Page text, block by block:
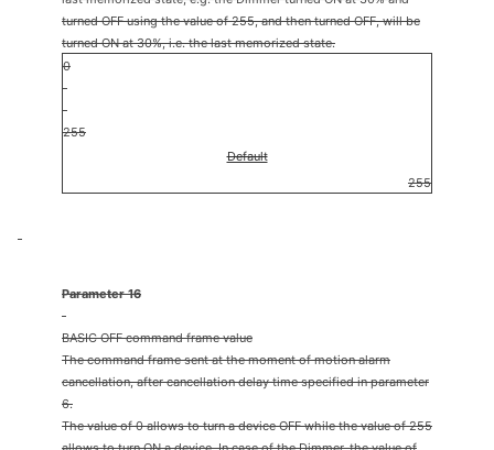
turned OFF using the value of 255, and then turned OFF, will be
turned ON at 30%, i.e. the last memorized state.
0
255
Default
255
Parameter 16
BASIC OFF command frame value
The command frame sent at the moment of motion alarm
cancellation, after cancellation delay time specified in parameter
6.
The value of 0 allows to turn a device OFF while the value of 255